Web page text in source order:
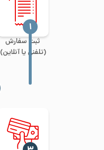
ثبت سفارش
(تلفنی یا آنلاین)
‍۱